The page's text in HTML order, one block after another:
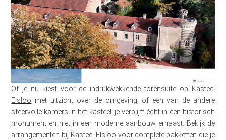
Of je nu kiest voor de indrukwekkendetorensuite op Kasteel
Elsloo met uitzicht over de omgeving, of een van de andere
sfeervolle kamers in het kasteel, je verblijft écht in een historisch
monument en niet in een moderne aanbouw ernaast. Bekijk de
arrangementen bij Kasteel Elsloo voor complete pakketten die je